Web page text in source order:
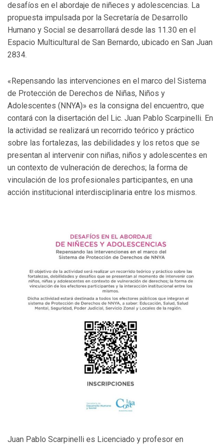
desafíos en el abordaje de niñeces y adolescencias. La
propuesta impulsada por la Secretaría de Desarrollo
Humano y Social se desarrollará desde las 11.30 en el
Espacio Multicultural de San Bernardo, ubicado en San Juan
2834.
«Repensando las intervenciones en el marco del Sistema
de Protección de Derechos de Niñas, Niños y
Adolescentes (NNYA)» es la consigna del encuentro, que
contará con la disertación del Lic. Juan Pablo Scarpinelli. En
la actividad se realizará un recorrido teórico y práctico
sobre las fortalezas, las debilidades y los retos que se
presentan al intervenir con niñas, niños y adolescentes en
un contexto de vulneración de derechos; la forma de
vinculación de los profesionales participantes, en una
acción institucional interdisciplinaria entre los mismos.
Juan Pablo Scarpinelli es Licenciado y profesor en